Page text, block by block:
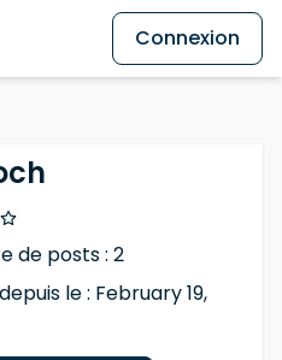
Connexion
de posts : 2
le : February 19,